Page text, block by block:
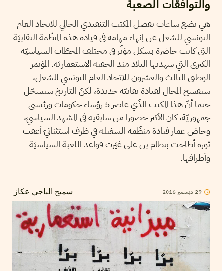
والتوافقات الصعبة
هي بضع ساعات تفصل المكتب التنفيذي الحالي للاتحاد العام
التونسي للشغل عن إنهاء مهامه في قيادة هذه المنظّمة النقابيّة
التي كانت حاضرة بشكل مؤثّر في مختلف المحطّات السياسيّة
الكبرى التي شهدتها البلاد منذ الحقبة الاستعماريّة. المؤتمر
الوطني الثالث والعشرون للاتحاد العام التونسي للشغل،
سيفسح المجال لقيادة نقابيّة جديدة، لكنّ التاريخ سيسجّل
حتما أنّ هذا المكتب الذّي عاصر 5 رؤساء حكومات ورئيسي
جمهوريّة، كان الأكثر حضورا من سابقيه في المشهد السياسيّ،
وخاض غمار قيادة منظّمة الشغيلة في ظرف استثنائيّ أعقب
ثورة أطاحت بنظام بن علي غيّرت قواعد اللعبة السياسيّة
وأطرافها.
سميح الباجي عكاز 29 ديسمبر 2016